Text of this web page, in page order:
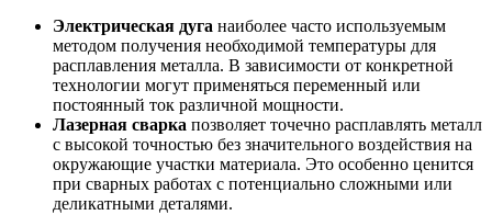
Электрическая дуга наиболее часто используемым
методом получения необходимой температуры для
расплавления металла. В зависимости от конкретной
технологии могут применяться переменный или
постоянный ток различной мощности.
Лазерная сварка позволяет точечно расплавлять металл
с высокой точностью без значительного воздействия на
окружающие участки материала. Это особенно ценится
при сварных работах с потенциально сложными или
деликатными деталями.